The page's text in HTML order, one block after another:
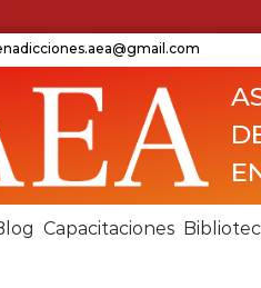
Capacitaciones